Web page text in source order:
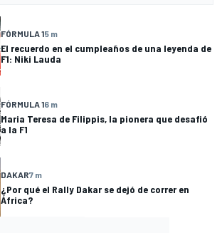
FÓRMULA 15 m
El recuerdo en el cumpleaños de una leyenda de
F1: Niki Lauda
FÓRMULA 16 m
Maria Teresa de Filippis, la pionera que desafió
a la F1
DAKAR7 m
¿Por qué el Rally Dakar se dejó de correr en
África?